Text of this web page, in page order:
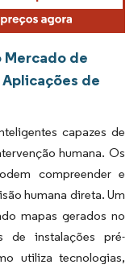
Mercado de
de
capazes de
humana. Os
compreender e
humana direta. Um
mapas gerados no
de instalações pré-
utiliza tecnologias,